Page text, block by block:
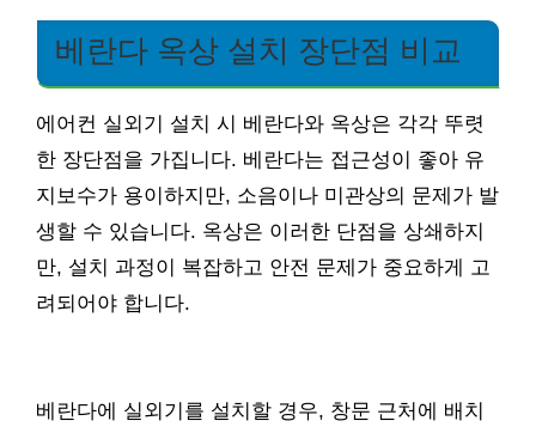
베란다 옥상 설치 장단점 비교
에어컨 실외기 설치 시 베란다와 옥상은 각각 뚜렷
한 장단점을 가집니다. 베란다는 접근성이 좋아 유
지보수가 용이하지만, 소음이나 미관상의 문제가 발
생할 수 있습니다. 옥상은 이러한 단점을 상쇄하지
만, 설치 과정이 복잡하고 안전 문제가 중요하게 고
려되어야 합니다.
베란다에 실외기를 설치할 경우, 창문 근처에 배치